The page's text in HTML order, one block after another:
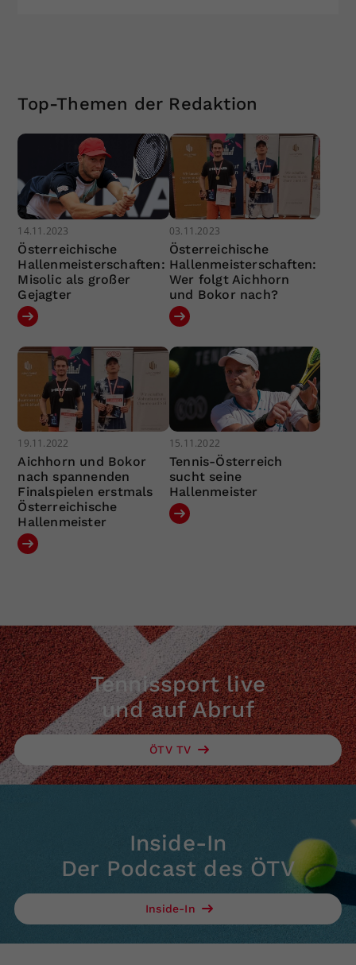
Top-Themen der Redaktion
14.11.2023
Österreichische
Hallenmeisterschaften:
Misolic als großer
Gejagter
03.11.2023
Österreichische
Hallenmeisterschaften:
Wer folgt Aichhorn
und Bokor nach?
19.11.2022
Aichhorn und Bokor
nach spannenden
Finalspielen erstmals
Österreichische
Hallenmeister
15.11.2022
Tennis-Österreich
sucht seine
Hallenmeister
Tennissport live
und auf Abruf
ÖTV TV
Inside-In
Der Podcast des ÖTV
Inside-In